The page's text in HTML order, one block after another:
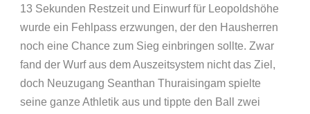
13 Sekunden Restzeit und Einwurf für Leopoldshöhe
wurde ein Fehlpass erzwungen, der den Hausherren
noch eine Chance zum Sieg einbringen sollte. Zwar
fand der Wurf aus dem Auszeitsystem nicht das Ziel,
doch Neuzugang Seanthan Thuraisingam spielte
seine ganze Athletik aus und tippte den Ball zwei